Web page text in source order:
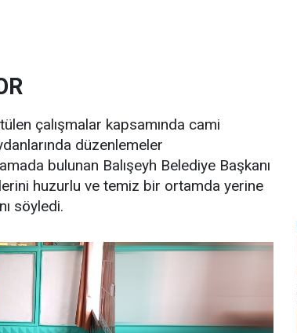
çalışmalar kapsamında cami
düzenlemeler
bulunan Balışeyh Belediye Başkanı
huzurlu ve temiz bir ortamda yerine
söyledi.